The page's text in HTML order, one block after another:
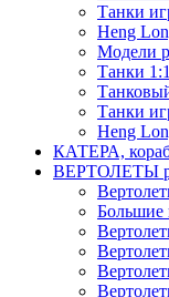
Танки
Heng
Модели
Танки
Танки
Heng
КАТЕРА,
ВЕРТОЛЕТЫ
Большие